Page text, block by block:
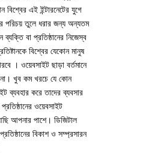
বিশ্বের এই ইন্টারনেটের যুগে
পরিচয় তুলে ধরার জন্য অন্যতম
বা প্রতিষ্ঠানের নিজেস্ব
বিশ্বের যেকোন মানুষ
। ওয়েবসাইট ছাড়া বর্তমানে
খুব কম খরচে যে কোন
ব্যবহার করে তাদের ব্যবসার
ওয়েবসাইট
আপনার পাশে। ডিজিটাল
বিকাশ ও সম্প্রসারন